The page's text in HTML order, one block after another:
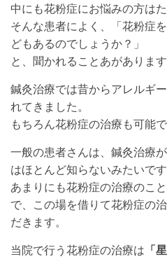
中にも花粉症にお悩みの方は
そんな患者によく、「花粉症
どもあるのでしょうか？」
と、聞かれることあがあります
鍼灸治療では昔からアレルギ
れてきました。
もちろん花粉症の治療も可能で
一般の患者さんは、鍼灸治療
はほとんど知らないみたいです
あまりにも花粉症の治療のこ
で、この場を借りて花粉症の
だきます。
当院で行う花粉症の治療は 「